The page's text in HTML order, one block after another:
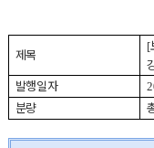
제목 [
발행일자
분량